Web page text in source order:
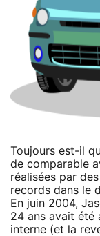
Toujours est-il
de comparable
réalisées par
records dans le
En juin 2004,
24 ans avait été
interne (et la